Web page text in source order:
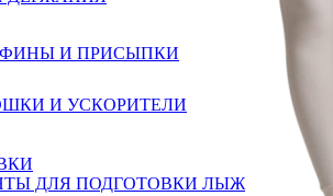
И ПРИСЫПКИ
И УСКОРИТЕЛИ
ДЛЯ ПОДГОТОВКИ ЛЫЖ